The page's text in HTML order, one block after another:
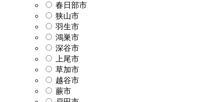
春日部市
狭山市
羽生市
鴻巣市
深谷市
上尾市
草加市
越谷市
蕨市